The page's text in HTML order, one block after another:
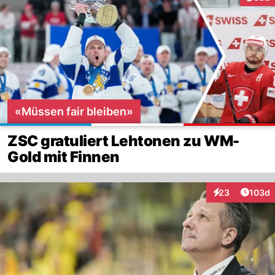
«Müssen fair bleiben»
ZSC gratuliert Lehtonen zu WM-
Gold mit Finnen
23
Interaktionen
103d